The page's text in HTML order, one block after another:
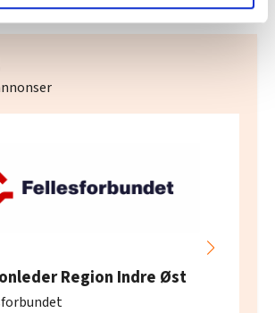
nettsider blir brukt slik at vi tilby
annonser og utarbeide
om hvordan du bruker
Medias egne samarbeidspartnere
Region Indre Øst